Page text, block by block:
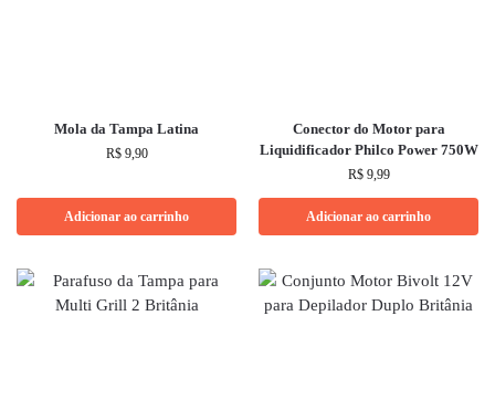
Mola da Tampa Latina
R$9,90
Adicionar ao carrinho
Conector do Motor para
Liquidificador Philco Power 750W
R$9,99
Adicionar ao carrinho